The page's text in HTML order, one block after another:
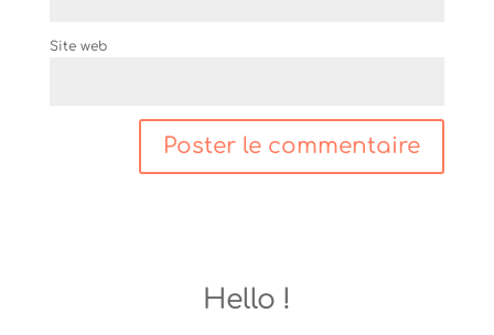
Site web
Hello !